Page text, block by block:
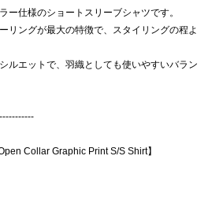
ー仕様のショートスリーブシャツです。
リングが最大の特徴で、スタイリングの程よ
ルエットで、羽織としても使いやすいバラン
Collar Graphic Print S/S Shirt】